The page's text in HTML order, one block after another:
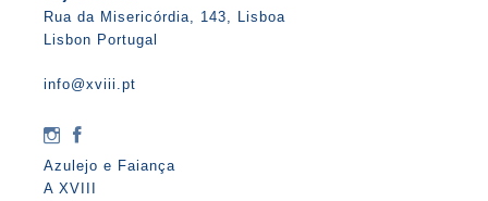
Rua da Misericórdia, 143, Lisboa
Lisbon Portugal
info@xviii.pt
Azulejo e Faiança
A XVIII